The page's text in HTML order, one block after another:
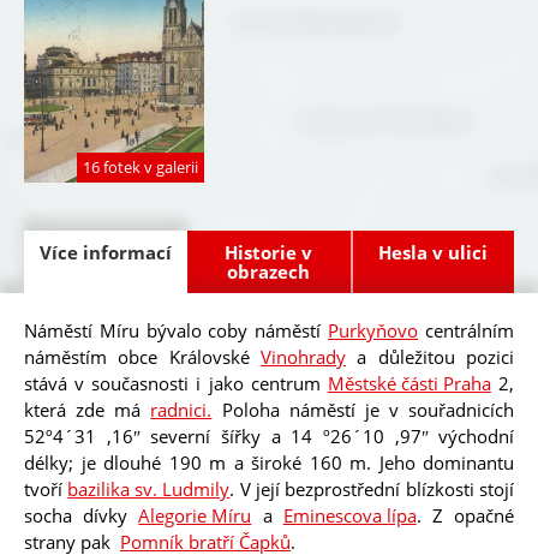
Oblí
16 fotek v galerii
Více informací(
i
v
n
í
z
á
l
o
ž
k
a
)
Historie v
obrazech
Hesla v ulici
Náměstí Míru bývalo coby náměstí Purkyňovo centrálním
náměstím obce Královské Vinohrady a důležitou pozici
stává v současnosti i jako centrum Městské části Praha2,
která zde má radnici. Poloha náměstí je v souřadnicích
52º4´31 ,16ʺ severní šířky a 14 º26´10 ,97ʺ východní
délky; je dlouhé 190 m a široké 160 m. Jeho dominantu
tvoří bazilika sv. Ludmily. V její bezprostřední blízkosti stojí
socha dívkyAlegorie Míru a Eminescova lípa. Z opačné
strany pak Pomník bratří Čapků.